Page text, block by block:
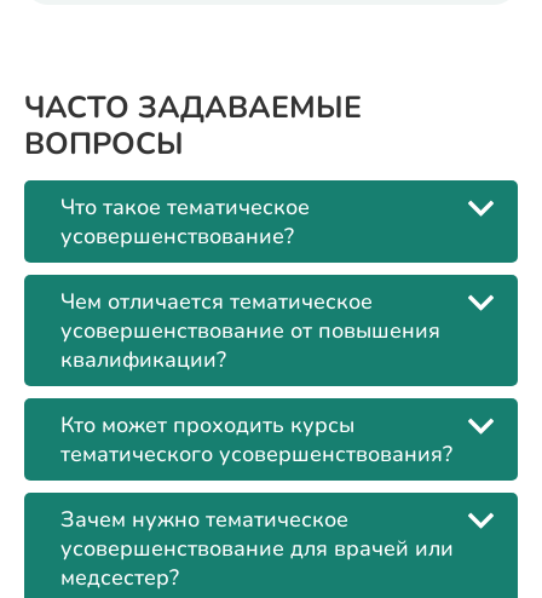
ЧАСТО ЗАДАВАЕМЫЕ
ВОПРОСЫ
Что такое тематическое
усовершенствование?
Чем отличается тематическое
усовершенствование от повышения
квалификации?
Кто может проходить курсы
тематического усовершенствования?
Зачем нужно тематическое
усовершенствование для врачей или
медсестер?